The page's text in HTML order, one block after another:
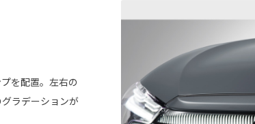
を配置。左右の
ラデーションが